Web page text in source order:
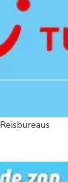
Reisbureaus